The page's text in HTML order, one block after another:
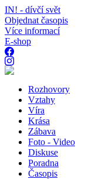
IN! - dívčí svět
Objednat časopis
Více informací
E-shop
Rozhovory
Vztahy
Víra
Krása
Zábava
Foto - Video
Diskuse
Poradna
Časopis